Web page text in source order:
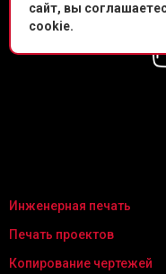
сайт, вы
cookie.
Инженерная печать
Печать проектов
Копирование чертежей